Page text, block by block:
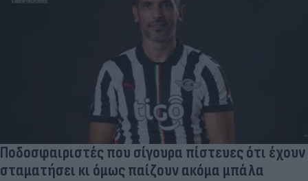
Ποδοσφαιριστές που σίγουρα πίστευες ότι έχουν
σταματήσει κι όμως παίζουν ακόμα μπάλα